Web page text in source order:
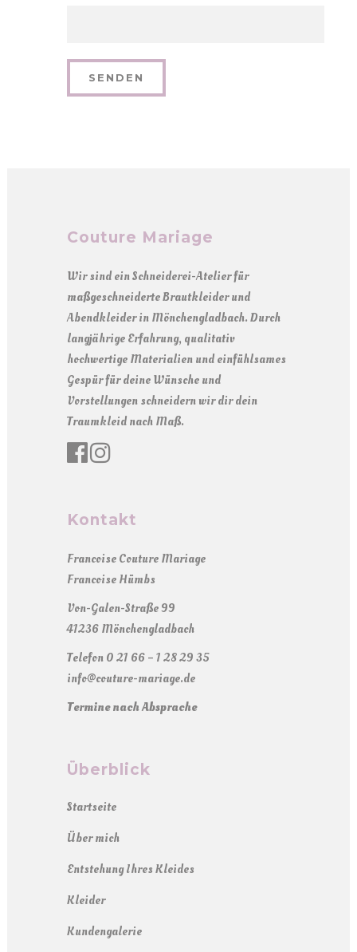
Couture Mariage
Wir sind ein Schneiderei-Atelier für
maßgeschneiderte Brautkleider und
Abendkleider in Mönchengladbach. Durch
langjährige Erfahrung, qualitativ
hochwertige Materialien und einfühlsames
Gespür für deine Wünsche und
Vorstellungen schneidern wir dir dein
Traumkleid nach Maß.
Kontakt
Francoise Couture Mariage
Francoise Hümbs
Von-Galen-Straße 99
41236 Mönchengladbach
Telefon 0 21 66 – 1 28 29 35
info@couture-mariage.de
Termine nach Absprache
Überblick
Startseite
Über mich
Entstehung Ihres Kleides
Kleider
Kundengalerie